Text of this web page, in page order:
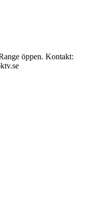
öppen. Kontakt: